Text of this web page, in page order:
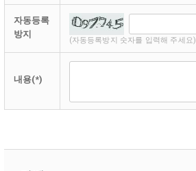
자동등록
방지
(자동등록방지 숫자를 입력해 주세요)
내용(*)